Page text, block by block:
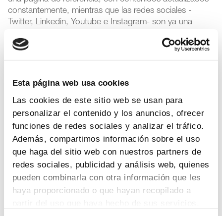
Esta página web usa cookies
Las cookies de este sitio web se usan para
personalizar el contenido y los anuncios, ofrecer
funciones de redes sociales y analizar el tráfico.
Además, compartimos información sobre el uso
que haga del sitio web con nuestros partners de
redes sociales, publicidad y análisis web, quienes
pueden combinarla con otra información que les
haya proporcionado o que hayan recopilado a
constantemente, mientras que las redes sociales -
Twitter, Linkedin, Youtube e Instagram- son ya una
Especialmente importante es el impacto en Twitter,
Linkedin, donde también es la segunda patronal
Para más información
Comunicación Farmaindustria
Correo Electrónico:
prensa@farmaindustria.es